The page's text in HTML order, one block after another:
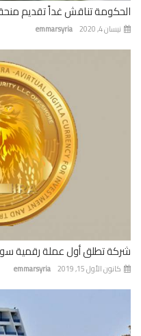
تناقش غداً تقديم منحة
emmarsyria 4, 2020
تطلق أول عملة رقمية سورية
emmarsyria الأول 15, 2019